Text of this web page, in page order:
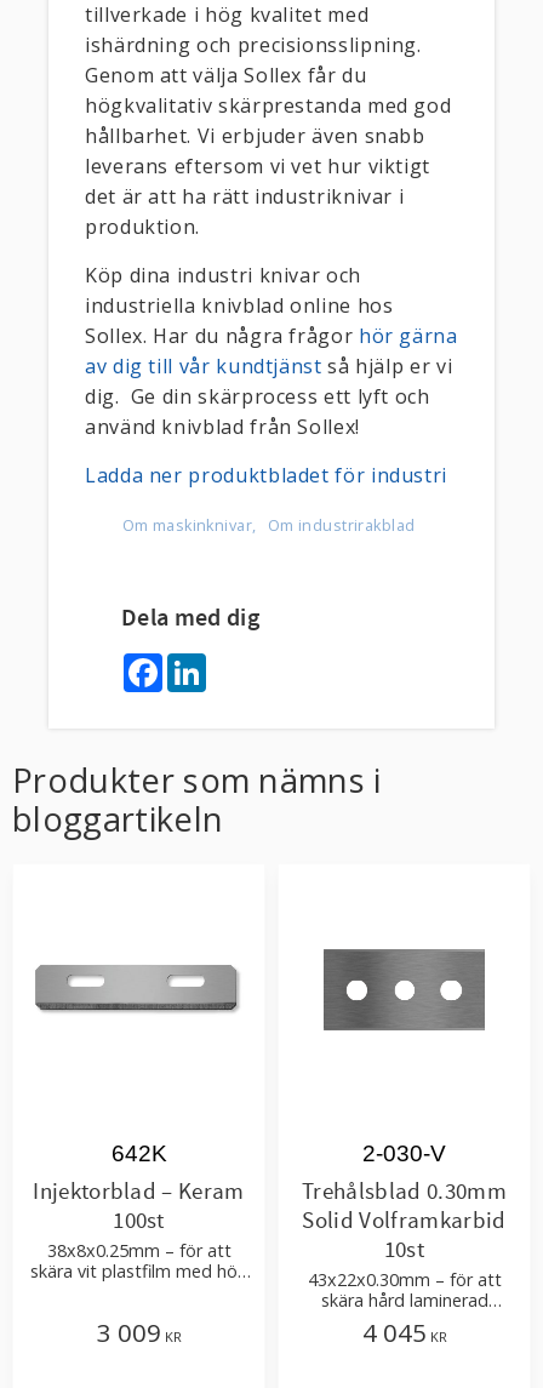
tillverkade i hög kvalitet med
ishärdning och precisionsslipning.
Genom att välja Sollex får du
högkvalitativ skärprestanda med god
hållbarhet. Vi erbjuder även snabb
leverans eftersom vi vet hur viktigt
det är att ha rätt industriknivar i
produktion.
Köp dina industri knivar och
industriella knivblad online hos
Sollex. Har du några frågor hör gärna
av dig till vår kundtjänst så hjälp er vi
dig. Ge din skärprocess ett lyft och
använd knivblad från Sollex!
Ladda ner produktbladet för industri
Om maskinknivar Om industrirakblad
Dela med dig
F
a
o
k
I
n
Produkter som nämns i
bloggartikeln
Injektorblad – Keram
100st
38x8x0.25mm – för att
skära vit plastfilm med hög
642K
3 009 KR
Trehålsblad 0.30mm
Solid Volframkarbid
10st
43x22x0.30mm – för att
skära hård laminerad
plastfilm och förpackningar
2-030-V
4 045 KR